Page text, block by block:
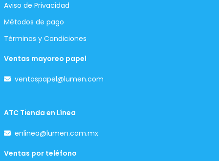
Aviso de Privacidad
Métodos de pago
Términos y Condiciones
Ventas mayoreo papel
ventaspapel@lumen.com
ATC Tienda en Línea
enlinea@lumen.com.mx
Ventas por teléfono